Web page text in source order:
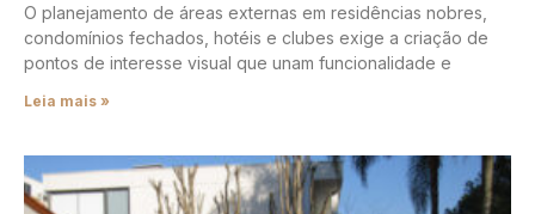
O planejamento de áreas externas em residências nobres,
condomínios fechados, hotéis e clubes exige a criação de
pontos de interesse visual que unam funcionalidade e
Leia mais »